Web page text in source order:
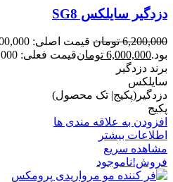
دزدگیر سایلکس SG8
6,200,000 تومان
بود.6,000,000 تومانقیمت فعلی: 6,000,000 تومان.
برند دزدگیر
سایلکس
دزدگیر(پکیج| تک محصول)
پکیج
افزودن به علاقه مندی ها
اطلاعات بیشتر
مشاهده سریع
فروش!ناموجود